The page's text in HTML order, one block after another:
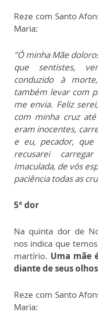
Reze com Santo
Maria:
"Ó minha Mãe
que sentistes,
conduzido à
também levar com
me envia. Feliz
com minha cruz
eram inocentes,
e eu, pecador,
recusarei
Imaculada, de vós
paciência todas as
5ª dor
Na quinta dor de
nos indica que
martírio. Uma mãe
diante de seus
Reze com Santo
Maria: